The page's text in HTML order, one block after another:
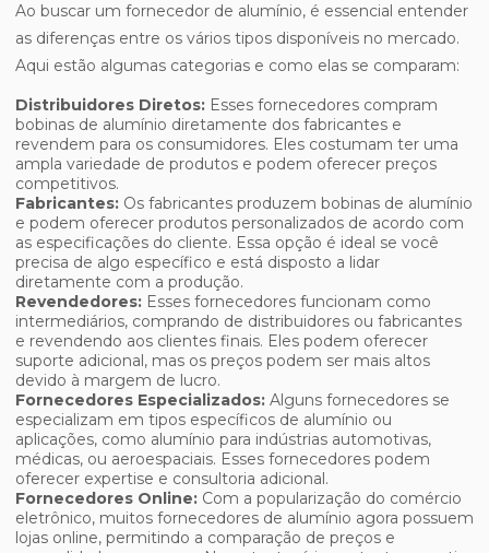
Ao buscar um fornecedor de alumínio, é essencial entender
as diferenças entre os vários tipos disponíveis no mercado.
Aqui estão algumas categorias e como elas se comparam:
Distribuidores Diretos: Esses fornecedores compram
bobinas de alumínio diretamente dos fabricantes e
revendem para os consumidores. Eles costumam ter uma
ampla variedade de produtos e podem oferecer preços
competitivos.
Fabricantes: Os fabricantes produzem bobinas de alumínio
e podem oferecer produtos personalizados de acordo com
as especificações do cliente. Essa opção é ideal se você
precisa de algo específico e está disposto a lidar
diretamente com a produção.
Revendedores: Esses fornecedores funcionam como
intermediários, comprando de distribuidores ou fabricantes
e revendendo aos clientes finais. Eles podem oferecer
suporte adicional, mas os preços podem ser mais altos
devido à margem de lucro.
Fornecedores Especializados: Alguns fornecedores se
especializam em tipos específicos de alumínio ou
aplicações, como alumínio para indústrias automotivas,
médicas, ou aeroespaciais. Esses fornecedores podem
oferecer expertise e consultoria adicional.
Fornecedores Online: Com a popularização do comércio
eletrônico, muitos fornecedores de alumínio agora possuem
lojas online, permitindo a comparação de preços e